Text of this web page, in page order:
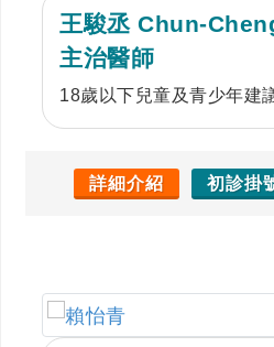
王駿丞 Chun-
主治醫師
18歲以下兒童及青少年建
詳細介紹 初診掛